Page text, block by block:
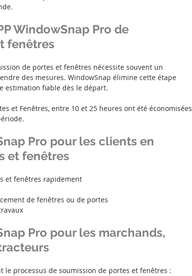
WindowSnap Pro de
fenêtres
de portes et fenêtres nécessite souvent un
des mesures. WindowSnap élimine cette étape
estimation fiable dès le départ.
et Fenêtres, entre 10 et 25 heures ont été économisées
Pro pour les clients en
et fenêtres
et fenêtres rapidement
de fenêtres ou de portes
Pro pour les marchands,
le processus de soumission de portes et fenêtres :